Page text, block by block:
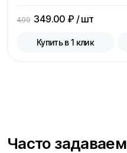
499 349.00 ₽ / шт
Купить в 1 клик
Часто